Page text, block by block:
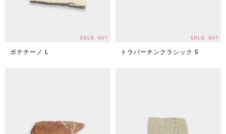
ボテチーノ L トラバーチンクラシック S